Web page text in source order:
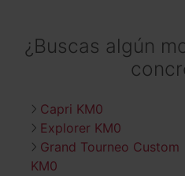
¿Buscas algún
Capri KM0
Explorer KM0
Grand Tourneo Custom
KM0